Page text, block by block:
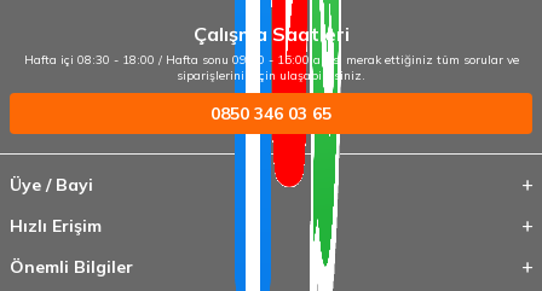
Çalışma Saatleri
Hafta içi 08:30 - 18:00 / Hafta sonu 09:00 - 15:00 arası merak ettiğiniz tüm sorular ve
siparişleriniz için ulaşabilirsiniz.
0850 346 03 65
Üye / Bayi
Hızlı Erişim
Önemli Bilgiler